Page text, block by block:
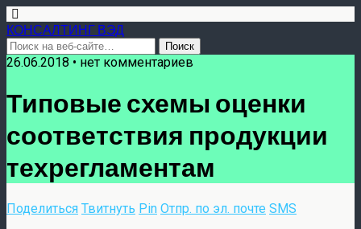
КОНСАЛТИНГ ВЭД
26.06.2018 • нет комментариев
Типовые схемы оценки
соответствия продукции
техрегламентам
Поделиться Твитнуть Pin Отпр. по эл. почте SMS